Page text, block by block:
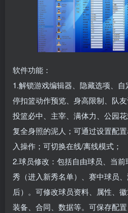
软件功能：
1.解锁游戏编辑器、隐藏选项、
停扣篮动作预览、身高限制、队
投篮必中、主宰、满体力、公园
复全身照的泥人；可通过设置配
入操作；可切换在线/离线模式；
2.球员修改：包括自由球员、当
秀（进入新秀名单）、赛中球员
后）。可修改球员资料、属性、徽
装备、合同、数据等。可保存配